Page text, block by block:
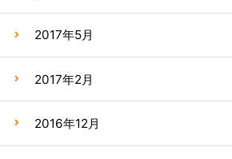
2017年5月
2017年2月
2016年12月